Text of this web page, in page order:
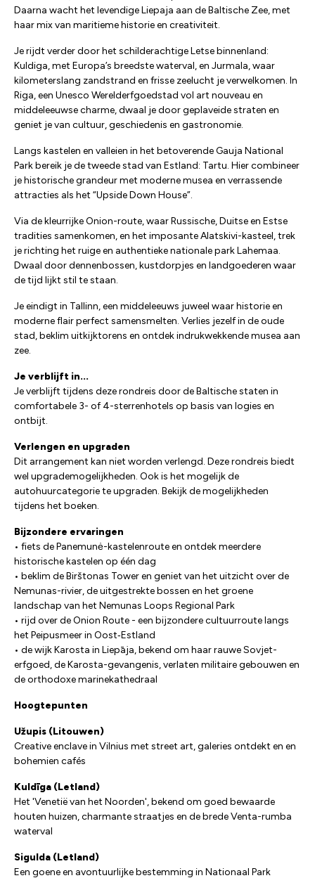
Daarna wacht het levendige Liepaja aan de Baltische Zee, met
haar mix van maritieme historie en creativiteit.
Je rijdt verder door het schilderachtige Letse binnenland:
Kuldiga, met Europa’s breedste waterval, en Jurmala, waar
kilometerslang zandstrand en frisse zeelucht je verwelkomen. In
Riga, een Unesco Werelderfgoedstad vol art nouveau en
middeleeuwse charme, dwaal je door geplaveide straten en
geniet je van cultuur, geschiedenis en gastronomie.
Langs kastelen en valleien in het betoverende Gauja National
Park bereik je de tweede stad van Estland: Tartu. Hier combineer
je historische grandeur met moderne musea en verrassende
attracties als het “Upside Down House”.
Via de kleurrijke Onion-route, waar Russische, Duitse en Estse
tradities samenkomen, en het imposante Alatskivi-kasteel, trek
je richting het ruige en authentieke nationale park Lahemaa.
Dwaal door dennenbossen, kustdorpjes en landgoederen waar
de tijd lijkt stil te staan.
Je eindigt in Tallinn, een middeleeuws juweel waar historie en
moderne flair perfect samensmelten. Verlies jezelf in de oude
stad, beklim uitkijktorens en ontdek indrukwekkende musea aan
zee.
Je verblijft in...
Je verblijft tijdens deze rondreis door de Baltische staten in
comfortabele 3- of 4-sterrenhotels op basis van logies en
ontbijt.
Verlengen en upgraden
Dit arrangement kan niet worden verlengd. Deze rondreis biedt
wel upgrademogelijkheden. Ook is het mogelijk de
autohuurcategorie te upgraden. Bekijk de mogelijkheden
tijdens het boeken.
Bijzondere ervaringen
• fiets de Panemunė-kastelenroute en ontdek meerdere
historische kastelen op één dag
• beklim de Birštonas Tower en geniet van het uitzicht over de
Nemunas-rivier, de uitgestrekte bossen en het groene
landschap van het Nemunas Loops Regional Park
• rijd over de Onion Route - een bijzondere cultuurroute langs
het Peipusmeer in Oost‑Estland
• de wijk Karosta in Liepāja, bekend om haar rauwe Sovjet-
erfgoed, de Karosta-gevangenis, verlaten militaire gebouwen en
de orthodoxe marinekathedraal
Hoogtepunten
Užupis (Litouwen)
Creative enclave in Vilnius met street art, galeries ontdekt en en
bohemien cafés
Kuldīga (Letland)
Het 'Venetië van het Noorden', bekend om goed bewaarde
houten huizen, charmante straatjes en de brede Venta-rumba
waterval
Sigulda (Letland)
Een goene en avontuurlijke bestemming in Nationaal Park